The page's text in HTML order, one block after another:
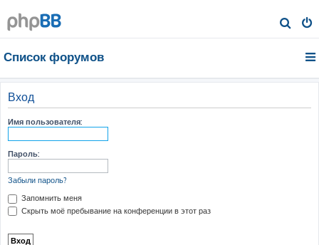
о
Список форумов
Вход
Имя пользователя:
Пароль:
Забыли пароль?
Запомнить меня
Скрыть моё пребывание на конференции в этот раз